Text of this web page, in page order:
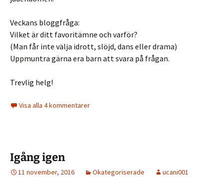
Veckans bloggfråga:
Vilket är ditt favoritämne och varför?
(Man får inte välja idrott, slöjd, dans eller drama)
Uppmuntra gärna era barn att svara på frågan.
Trevlig helg!
Visa alla 4 kommentarer
Igång igen
11 november, 2016 Okategoriserade ucani001